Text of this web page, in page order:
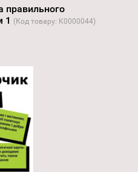
правильного
1 (Код товару: K0000044)